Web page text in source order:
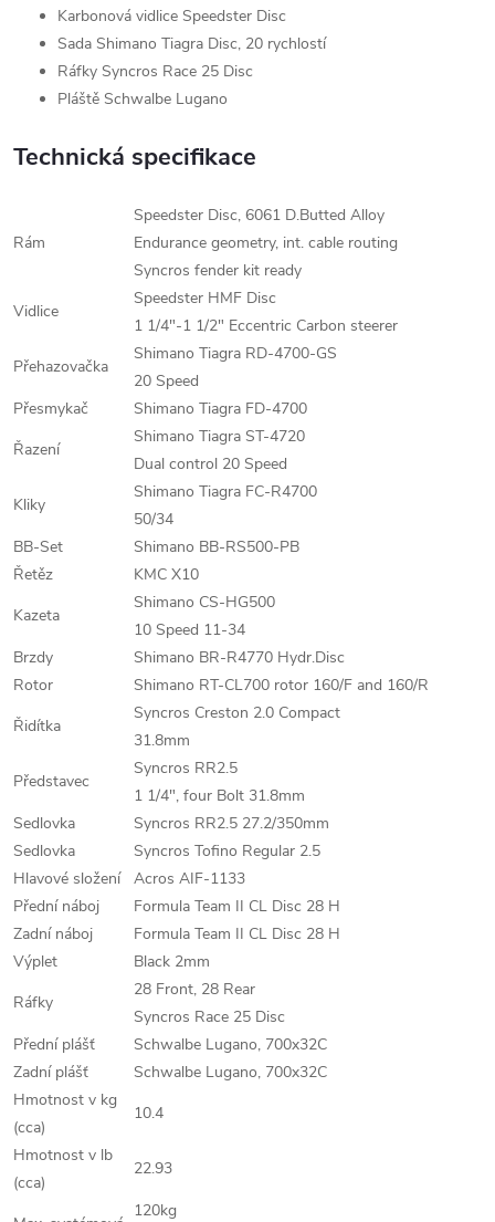
Karbonová vidlice Speedster Disc
Sada Shimano Tiagra Disc, 20 rychlostí
Ráfky Syncros Race 25 Disc
Pláště Schwalbe Lugano
Technická specifikace
Rám
Speedster Disc, 6061 D.Butted Alloy
Endurance geometry, int. cable routing
Syncros fender kit ready
Vidlice
Speedster HMF Disc
1 1/4"-1 1/2" Eccentric Carbon steerer
Přehazovačka
Shimano Tiagra RD-4700-GS
20 Speed
Přesmykač
Shimano Tiagra FD-4700
Řazení
Shimano Tiagra ST-4720
Dual control 20 Speed
Kliky
Shimano Tiagra FC-R4700
50/34
BB-Set
Shimano BB-RS500-PB
Řetěz
KMC X10
Kazeta
Shimano CS-HG500
10 Speed 11-34
Brzdy
Shimano BR-R4770 Hydr.Disc
Rotor
Shimano RT-CL700 rotor 160/F and 160/R
Řidítka
Syncros Creston 2.0 Compact
31.8mm
Představec
Syncros RR2.5
1 1/4", four Bolt 31.8mm
Sedlovka
Syncros RR2.5 27.2/350mm
Sedlovka
Syncros Tofino Regular 2.5
Hlavové složení
Acros AIF-1133
Přední náboj
Formula Team II CL Disc 28 H
Zadní náboj
Formula Team II CL Disc 28 H
Výplet
Black 2mm
Ráfky
28 Front, 28 Rear
Syncros Race 25 Disc
Přední plášť
Schwalbe Lugano, 700x32C
Zadní plášť
Schwalbe Lugano, 700x32C
Hmotnost v kg
(cca)
10.4
Hmotnost v lb
(cca)
22.93
120kg